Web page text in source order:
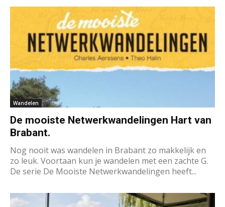
Wandelen
De mooiste Netwerkwandelingen Hart van
Brabant.
Nog nooit was wandelen in Brabant zo makkelijk en
zo leuk. Voortaan kun je wandelen met een zachte G.
De serie De Mooiste Netwerkwandelingen heeft...